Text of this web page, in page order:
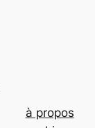
à propos